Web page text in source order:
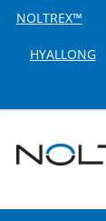
NOLTREX™
HYALLONG